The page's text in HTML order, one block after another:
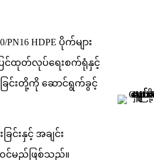
HDPE ပိုက်များ
ပြင်ထုတ်လုပ်ရေးစက်ရုံနှင့်
ခြင်းတို့ကို ဆောင်ရွက်ခွင့်
းနှင့် အချင်း
ဝင်မည်ဖြစ်သည်။